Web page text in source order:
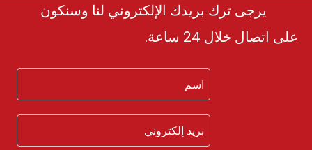
يرجى ترك بريدك الإلكتروني لنا وسنكون
على اتصال خلال 24 ساعة.